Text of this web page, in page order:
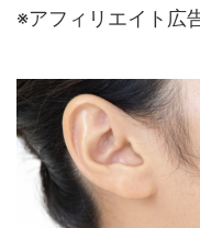
※アフィリエイト広